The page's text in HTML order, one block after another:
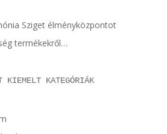
Sziget élményközpontot
termékekről…
KIEMELT KATEGÓRIÁK